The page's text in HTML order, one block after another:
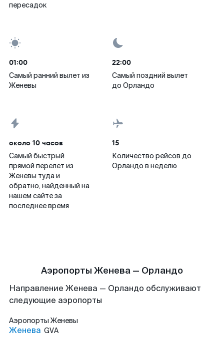
пересадок
01:00
Самый ранний вылет из
Женевы
22:00
Самый поздний вылет
до Орландо
около 10 часов
Самый быстрый
прямой перелет из
Женевы туда и
обратно, найденный на
нашем сайте за
последнее время
15
Количество рейсов до
Орландо в неделю
Аэропорты Женева — Орландо
Направление Женева — Орландо обслуживают
следующие аэропорты
Аэропорты Женевы
Женева GVA